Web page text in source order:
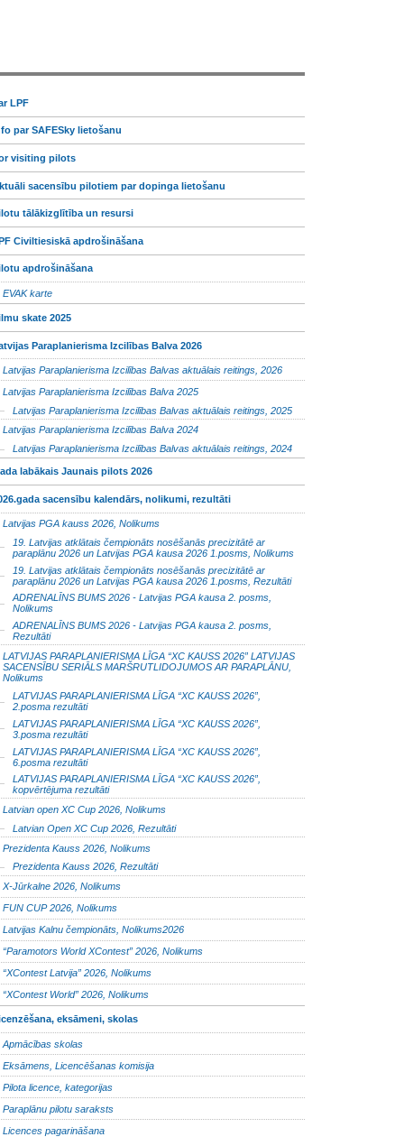
LPF
par SAFESky lietošanu
visiting pilots
sacensību pilotiem par dopinga lietošanu
tālākizglītība un resursi
Civiltiesiskā apdrošināšana
apdrošināšana
EVAK karte
skate 2025
Paraplanierisma Izcilības Balva 2026
Latvijas Paraplanierisma Izcilības Balvas aktuālais reitings, 2026
Latvijas Paraplanierisma Izcilības Balva 2025
Latvijas Paraplanierisma Izcilības Balvas aktuālais reitings, 2025
Latvijas Paraplanierisma Izcilības Balva 2024
Latvijas Paraplanierisma Izcilības Balvas aktuālais reitings, 2024
labākais Jaunais pilots 2026
sacensību kalendārs, nolikumi, rezultāti
Latvijas PGA kauss 2026, Nolikums
19. Latvijas atklātais čempionāts nosēšanās precizitātē ar
paraplānu 2026 un Latvijas PGA kausa 2026 1.posms, Nolikums
19. Latvijas atklātais čempionāts nosēšanās precizitātē ar
paraplānu 2026 un Latvijas PGA kausa 2026 1.posms, Rezultāti
ADRENALĪNS BUMS 2026 - Latvijas PGA kausa 2. posms,
Nolikums
ADRENALĪNS BUMS 2026 - Latvijas PGA kausa 2. posms,
Rezultāti
LATVIJAS PARAPLANIERISMA LĪGA “XC KAUSS 2026” LATVIJAS
SACENSĪBU SERIĀLS MARŠRUTLIDOJUMOS AR PARAPLĀNU,
Nolikums
LATVIJAS PARAPLANIERISMA LĪGA “XC KAUSS 2026”,
2.posma rezultāti
LATVIJAS PARAPLANIERISMA LĪGA “XC KAUSS 2026”,
3.posma rezultāti
LATVIJAS PARAPLANIERISMA LĪGA “XC KAUSS 2026”,
6.posma rezultāti
LATVIJAS PARAPLANIERISMA LĪGA “XC KAUSS 2026”,
kopvērtējuma rezultāti
Latvian open XC Cup 2026, Nolikums
Latvian Open XC Cup 2026, Rezultāti
Prezidenta Kauss 2026, Nolikums
Prezidenta Kauss 2026, Rezultāti
X-Jūrkalne 2026, Nolikums
FUN CUP 2026, Nolikums
Latvijas Kalnu čempionāts, Nolikums2026
“Paramotors World XContest” 2026, Nolikums
“XContest Latvija” 2026, Nolikums
“XContest World” 2026, Nolikums
eksāmeni, skolas
Apmācības skolas
Eksāmens, Licencēšanas komisija
Pilota licence, kategorijas
Paraplānu pilotu saraksts
Licences pagarināšana